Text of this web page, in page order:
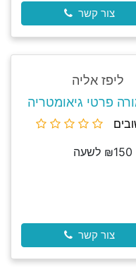
צור קשר
ליפז אליה
פרטי גיאומטריה
₪150 לשעה
צור קשר